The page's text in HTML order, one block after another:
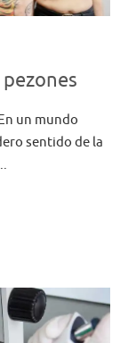
un mundo
sentido de la